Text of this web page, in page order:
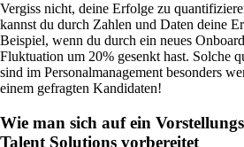
Vergiss nicht, deine Erfolge zu
kannst du durch Zahlen und Daten deine
Beispiel, wenn du durch ein neues
Fluktuation um 20% gesenkt hast. Solche
sind im Personalmanagement besonders
einem gefragten Kandidaten!
Wie man sich auf ein
Talent Solutions vorbereitet